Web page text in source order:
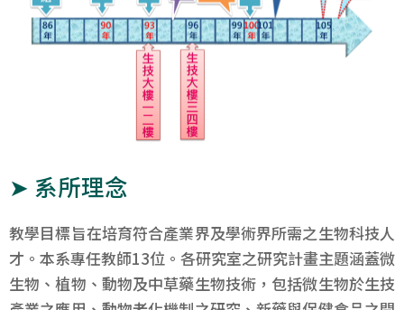
➤ 系所理念
教學目標旨在培育符合產業界及學術界所需之生物科技人
才。本系專任教師13位。各研究室之研究計畫主題涵蓋微
生物、植物、動物及中草藥生物技術，包括微生物於生技